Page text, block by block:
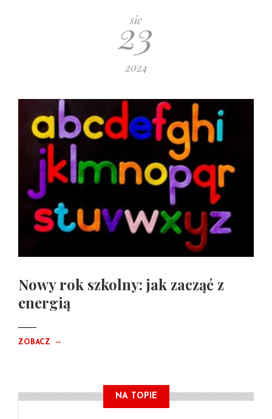
sie
23
2024
Nowy rok szkolny: jak zacząć z
energią
ZOBACZ →
NA TOPIE